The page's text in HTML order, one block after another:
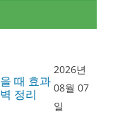
때 효과
정리
2026년
08월 07
일